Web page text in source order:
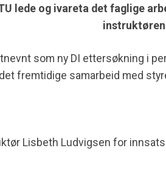
lede og ivareta det faglige
som ny DI ettersøkning i
fremtidige samarbeid med
Lisbeth Ludvigsen for